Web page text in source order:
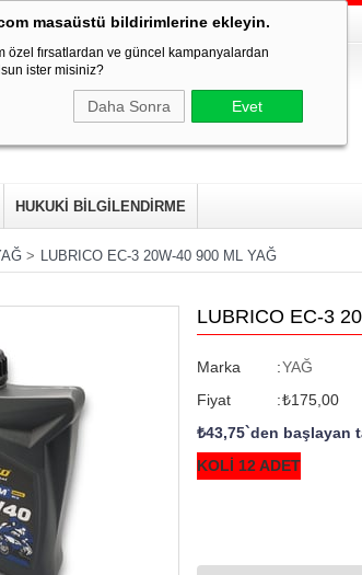
masaüstü bildirimlerine ekleyin.
özel fırsatlardan ve güncel kampanyalardan
ister misiniz?
Daha Sonra Evet
HUKUKİ BİLGİLENDİRME
> LUBRICO EC-3 20W-40 900 ML YAĞ
LUBRICO EC-3
Marka :YAĞ
Fiyat
:₺175,00
₺43,75`den başlayan
KOLİ 12 ADET